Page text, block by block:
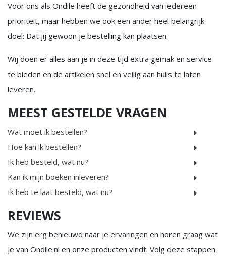
Voor ons als Ondile heeft de gezondheid van iedereen
prioriteit, maar hebben we ook een ander heel belangrijk
doel: Dat jij gewoon je bestelling kan plaatsen.
Wij doen er alles aan je in deze tijd extra gemak en service
te bieden en de artikelen snel en veilig aan huiis te laten
leveren.
MEEST GESTELDE VRAGEN
Wat moet ik bestellen?
Hoe kan ik bestellen?
Ik heb besteld, wat nu?
Kan ik mijn boeken inleveren?
Ik heb te laat besteld, wat nu?
REVIEWS
We zijn erg benieuwd naar je ervaringen en horen graag wat
je van Ondile.nl en onze producten vindt. Volg deze stappen